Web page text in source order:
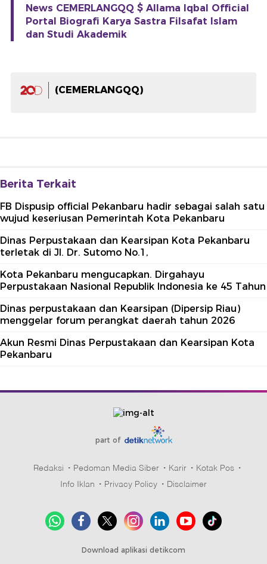
News CEMERLANGQQ $ Allama Iqbal Official
Portal Biografi Karya Sastra Filsafat Islam
dan Studi Akademik
(CEMERLANGQQ)
Berita Terkait
FB Dispusip official Pekanbaru hadir sebagai salah satu
wujud keseriusan Pemerintah Kota Pekanbaru
Dinas Perpustakaan dan Kearsipan Kota Pekanbaru
terletak di Jl. Dr. Sutomo No.1,
Kota Pekanbaru mengucapkan. Dirgahayu
Perpustakaan Nasional Republik Indonesia ke 45 Tahun
Dinas perpustakaan dan Kearsipan (Dipersip Riau)
menggelar forum perangkat daerah tahun 2026
Akun Resmi Dinas Perpustakaan dan Kearsipan Kota
Pekanbaru
part of
Redaksi Pedoman Media Siber Karir
Kotak Pos
Info Iklan
Privacy Policy Disclaimer
Download aplikasi detikcom